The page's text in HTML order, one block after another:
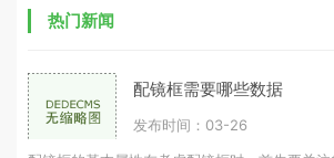
热门新闻
配镜框需要哪些数据
发布时间：03-26